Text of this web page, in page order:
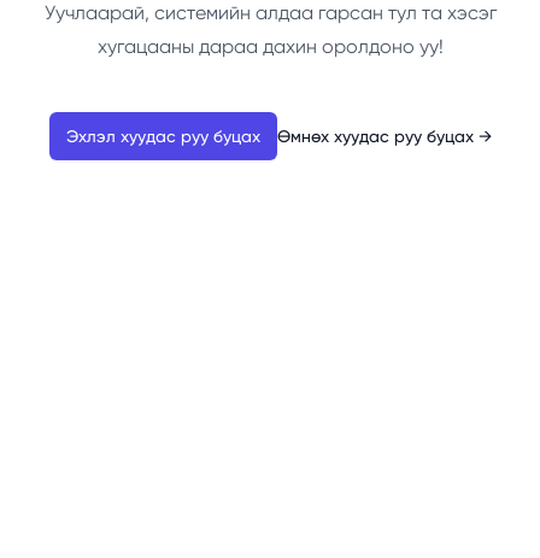
Уучлаарай, системийн алдаа гарсан тул та хэсэг
хугацааны дараа дахин оролдоно уу!
Эхлэл хуудас руу буцах Өмнөх хуудас руу буцах →